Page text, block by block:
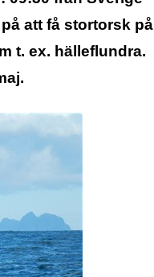
att få stortorsk på
t. ex. hälleflundra.